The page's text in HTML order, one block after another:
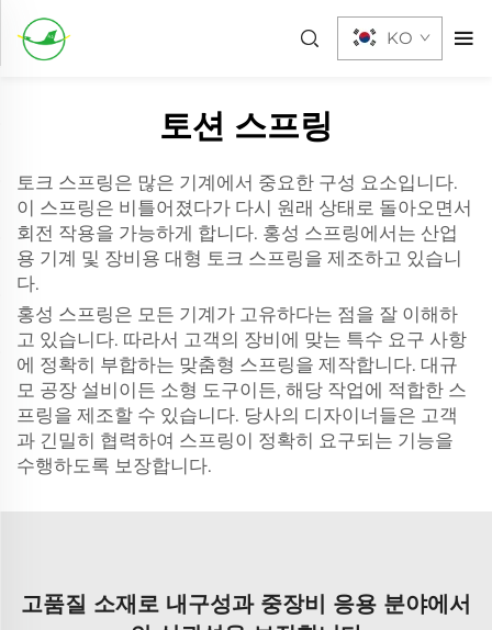
KO
토션 스프링
토크 스프링은 많은 기계에서 중요한 구성 요소입니다.
이 스프링은 비틀어졌다가 다시 원래 상태로 돌아오면서
회전 작용을 가능하게 합니다. 홍성 스프링에서는 산업
용 기계 및 장비용 대형 토크 스프링을 제조하고 있습니
다.
홍성 스프링은 모든 기계가 고유하다는 점을 잘 이해하
고 있습니다. 따라서 고객의 장비에 맞는 특수 요구 사항
에 정확히 부합하는 맞춤형 스프링을 제작합니다. 대규
모 공장 설비이든 소형 도구이든, 해당 작업에 적합한 스
프링을 제조할 수 있습니다. 당사의 디자이너들은 고객
과 긴밀히 협력하여 스프링이 정확히 요구되는 기능을
수행하도록 보장합니다.
고품질 소재로 내구성과 중장비 응용 분야에서